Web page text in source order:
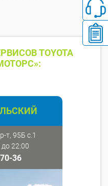
TOYOTA
т, 95Б с.1
22:00
36